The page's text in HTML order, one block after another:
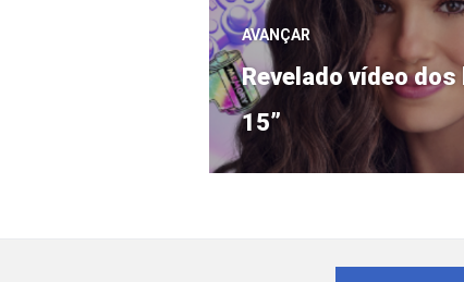
AVANÇAR
Próximo
post:
Revelado vídeo
15”